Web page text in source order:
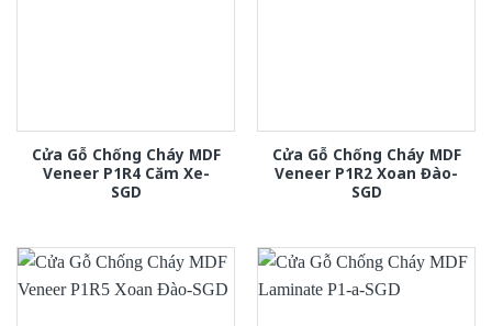
Cửa Gỗ Chống Cháy MDF
Veneer P1R4 Căm Xe-
SGD
Cửa Gỗ Chống Cháy MDF
Veneer P1R2 Xoan Đào-
SGD